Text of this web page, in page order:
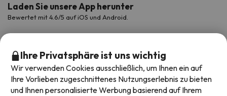
Laden Sie unsere App herunter
Bewertet mit 4.6/5 auf iOS und Android.
Ihre Privatsphäre ist uns wichtig
Wir verwenden Cookies ausschließlich, um Ihnen ein auf
Ihre Vorlieben zugeschnittenes Nutzungserlebnis zu bieten
und Ihnen personalisierte Werbung basierend auf Ihrem